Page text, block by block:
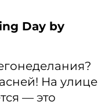
Day by
На улице
— это